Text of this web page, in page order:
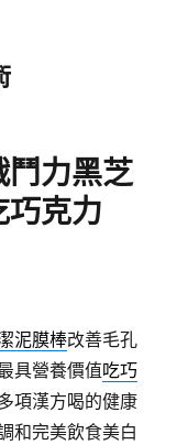
鬥力黑芝
巧克力
泥膜棒改善毛孔
具營養價值吃巧
項漢方喝的健康
和完美飲食美白